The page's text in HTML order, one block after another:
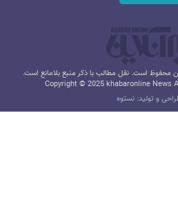
محفوظ است. نقل مطالب با ذکر منبع بلامانع است.
Copyright © 2025 khabaronline News
و تولید: نستوه